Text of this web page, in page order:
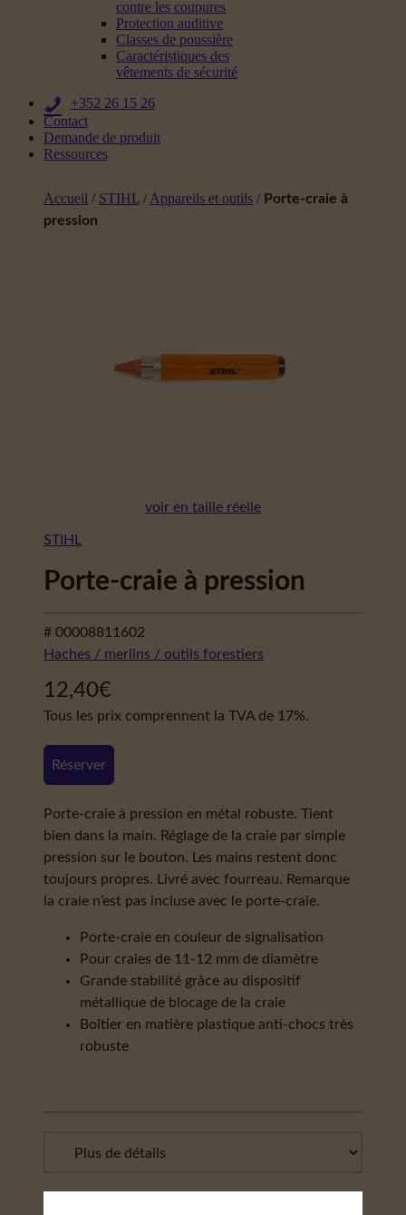
contre les coupures
Protection auditive
Classes de poussière
Caractéristiques des
vêtements de sécurité
+352 26 15 26
Contact
Demande de produit
Ressources
Accueil / STIHL / Appareils et outils / Porte-craie à
pression
voir en taille réelle
STIHL
Porte-craie à pression
# 00008811602
Haches / merlins / outils forestiers
12,40€
Tous les prix comprennent la TVA de 17%.
Réserver
Porte-craie à pression en métal robuste. Tient
bien dans la main. Réglage de la craie par simple
pression sur le bouton. Les mains restent donc
toujours propres. Livré avec fourreau. Remarque
la craie n’est pas incluse avec le porte-craie.
Porte-craie en couleur de signalisation
Pour craies de 11-12 mm de diamètre
Grande stabilité grâce au dispositif
métallique de blocage de la craie
Boîtier en matière plastique anti-chocs très
robuste